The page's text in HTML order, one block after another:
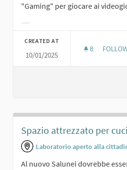
"Gaming" per giocare ai
CREATED AT
10/01/2025
8 8
Spazio attrezzato per
Laboratorio aperto alla
Al nuovo Salunei dovrebbe